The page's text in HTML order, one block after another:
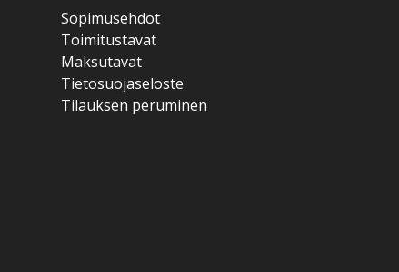
Sopimusehdot
Toimitustavat
Maksutavat
Tietosuojaseloste
Tilauksen peruminen